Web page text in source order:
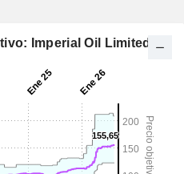
Imperial Oil Limited